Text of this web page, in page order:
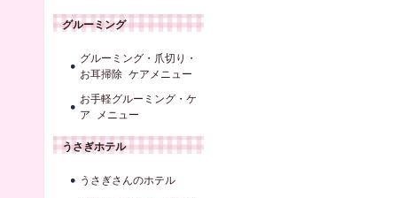
グルーミング
グルーミング・爪切り・
お耳掃除 ケアメニュー
お手軽グルーミング・ケ
ア メニュー
うさぎホテル
うさぎさんのホテル